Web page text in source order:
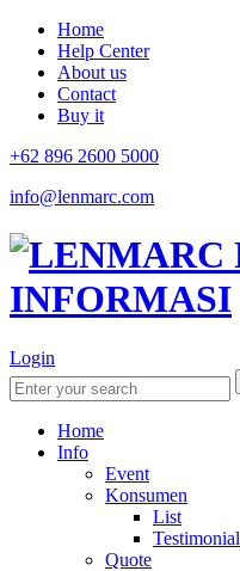
Home
Help Center
About us
Contact
Buy it
+62 896 2600 5000
info@lenmarc.com
Login
Home
Info
Event
Konsumen
List
Testimonial
Quote